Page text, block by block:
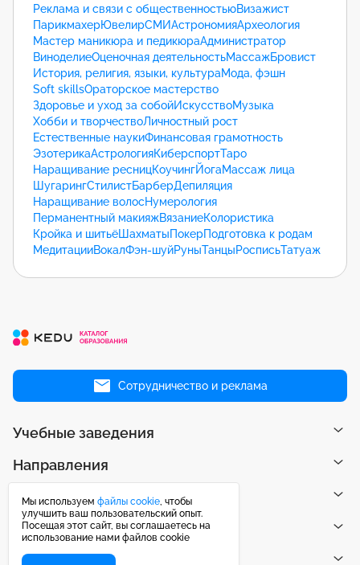
Реклама и связи с общественностьюВизажист
ПарикмахерЮвелирСМИАстрономияАрхеология
Мастер маникюра и педикюраАдминистратор
ВиноделиеОценочная деятельностьМассажБровист
История, религия, языки, культураМода, фэшн
Soft skillsОраторское мастерство
Здоровье и уход за собойИскусствоМузыка
Хобби и творчествоЛичностный рост
Естественные наукиФинансовая грамотность
ЭзотерикаАстрологияКиберспортТаро
Наращивание ресницКоучингЙогаМассаж лица
ШугарингСтилистБарберДепиляция
Наращивание волосНумерология
Перманентный макияжВязаниеКолористика
Кройка и шитьёШахматыПокерПодготовка к родам
МедитацииВокалФэн-шуйРуныТанцыРосписьТатуаж
Сотрудничество и реклама
Учебные заведения
Направления
Рейтинги
Публикации
Центр поддержки
Мы используем файлы cookie, чтобы
улучшить ваш пользовательский опыт.
Посещая этот сайт, вы соглашаетесь на
использование нами файлов cookie